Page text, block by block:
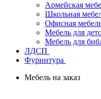
Армейская
Школьная
Офисная
Мебель для
Мебель для
ЛДСП
Фурнитура
Мебель на заказ